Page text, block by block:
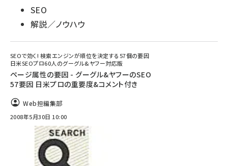
SEO
解説／ノウハウ
SEOで効く! 検索エンジンが順位を決定する57個の要因
日米SEOプロ60人のグーグル&ヤフー対応版
ページ属性の要因 - グーグル&ヤフーのSEO
57要因 日米プロの重要度&コメント付き
Web担編集部
2008年5月30日 10:00